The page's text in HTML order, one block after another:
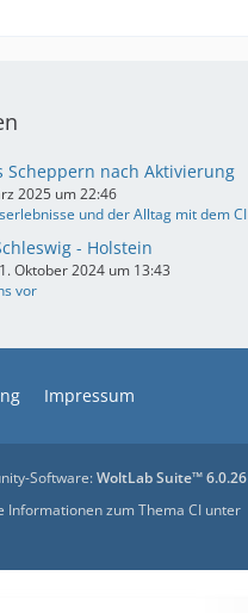
Scheppern nach Aktivierung
2025 um 22:46
und der Alltag mit dem CI
- Holstein
Oktober 2024 um 13:43
vor
Impressum
Software:WoltLab Suite™ 6.0.26
Informationen zum Thema CI unter